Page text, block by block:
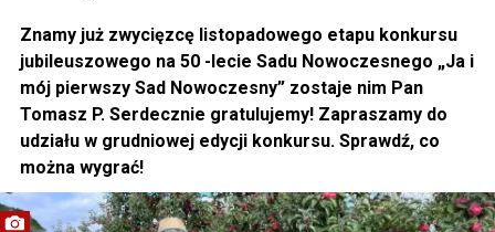
Znamy już zwycięzcę listopadowego etapu konkursu
jubileuszowego na 50 -lecie Sadu Nowoczesnego „Ja i
mój pierwszy Sad Nowoczesny” zostaje nim Pan
Tomasz P. Serdecznie gratulujemy! Zapraszamy do
udziału w grudniowej edycji konkursu. Sprawdź, co
można wygrać!